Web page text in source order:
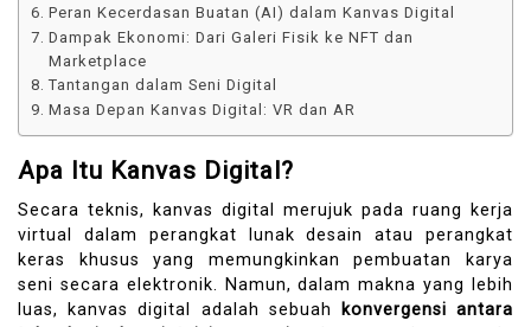
Peran Kecerdasan Buatan (AI) dalam Kanvas Digital
Dampak Ekonomi: Dari Galeri Fisik ke NFT dan
Marketplace
Tantangan dalam Seni Digital
Masa Depan Kanvas Digital: VR dan AR
Apa Itu Kanvas Digital?
Secara teknis, kanvas digital merujuk pada ruang kerja
virtual dalam perangkat lunak desain atau perangkat
keras khusus yang memungkinkan pembuatan karya
seni secara elektronik. Namun, dalam makna yang lebih
luas, kanvas digital adalah sebuah
konvergensi antara